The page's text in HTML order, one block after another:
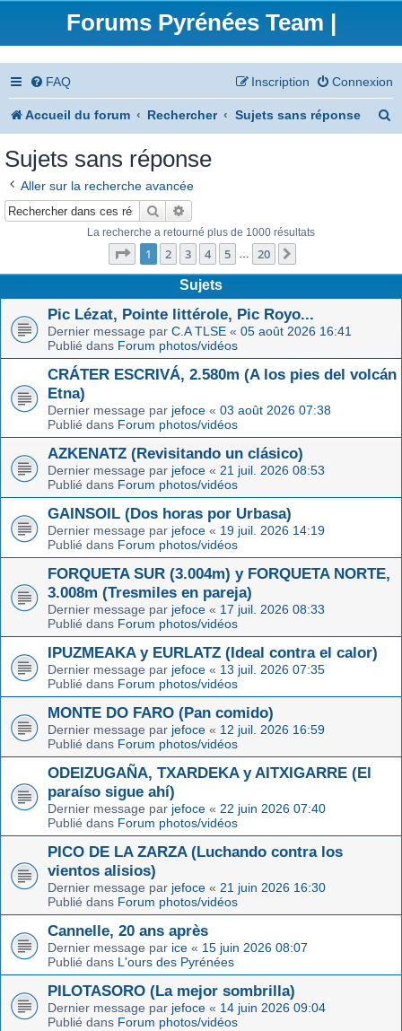
Forums Pyrénées Team |
FAQ Connexion
Inscription
Accueil du forum Rechercher Sujets sans réponse
Sujets sans réponse
Aller sur la recherche avancée
Rechercher
La recherche a retourné plus de 1000 résultats
Page 1sur20
1 2 3 4 5 … 20
Sujets
Pic Lézat, Pointe littérole, Pic Royo...
Dernier message par C.A TLSE « 05 août 2026 16:41
Publié dans Forum photos/vidéos
CRÁTER ESCRIVÁ, 2.580m (A los pies del volcán
Etna)
Dernier message par jefoce « 03 août 2026 07:38
Publié dans Forum photos/vidéos
AZKENATZ (Revisitando un clásico)
Dernier message par jefoce « 21 juil. 2026 08:53
Publié dans Forum photos/vidéos
GAINSOIL (Dos horas por Urbasa)
Dernier message par jefoce « 19 juil. 2026 14:19
Publié dans Forum photos/vidéos
FORQUETA SUR (3.004m) y FORQUETA NORTE,
3.008m (Tresmiles en pareja)
Dernier message par jefoce « 17 juil. 2026 08:33
Publié dans Forum photos/vidéos
IPUZMEAKA y EURLATZ (Ideal contra el calor)
Dernier message par jefoce « 13 juil. 2026 07:35
Publié dans Forum photos/vidéos
MONTE DO FARO (Pan comido)
Dernier message par jefoce « 12 juil. 2026 16:59
Publié dans Forum photos/vidéos
ODEIZUGAÑA, TXARDEKA y AITXIGARRE (El
paraíso sigue ahí)
Dernier message par jefoce « 22 juin 2026 07:40
Publié dans Forum photos/vidéos
PICO DE LA ZARZA (Luchando contra los
vientos alisios)
Dernier message par jefoce « 21 juin 2026 16:30
Publié dans Forum photos/vidéos
Cannelle, 20 ans après
Dernier message par ice « 15 juin 2026 08:07
Publié dans L'ours des Pyrénées
PILOTASORO (La mejor sombrilla)
Dernier message par jefoce « 14 juin 2026 09:04
Publié dans Forum photos/vidéos